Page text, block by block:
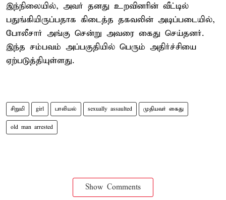
இந்நிலையில், அவர் தனது உறவினரின் வீட்டில்
பதுங்கியிருப்பதாக கிடைத்த தகவலின் அடிப்படையில்,
போலீசார் அங்கு சென்று அவரை கைது செய்தனர்.
இந்த சம்பவம் அப்பகுதியில் பெரும் அதிர்ச்சியை
ஏற்படுத்தியுள்ளது.
சிறுமி girl பாலியல் sexually assaulted முதியவர் கைது
old man arrested
Show Comments